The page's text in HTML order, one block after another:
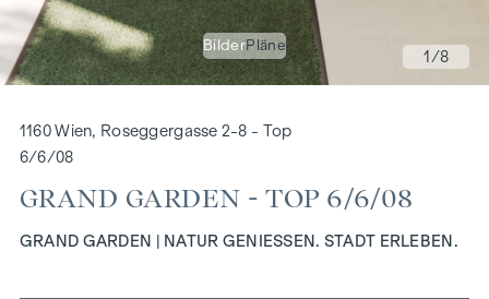
BilderPläne
1/8
1160 Wien, Roseggergasse 2-8 - Top
6/6/08
GRAND GARDEN - TOP 6/6/08
GRAND GARDEN | NATUR GENIESSEN. STADT ERLEBEN.